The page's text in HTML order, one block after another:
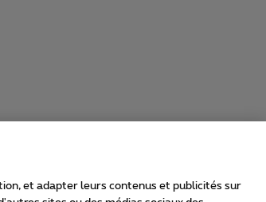
et adapter leurs contenus et publicités sur